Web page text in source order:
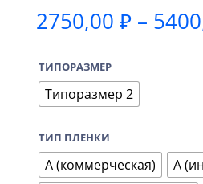
2750,00 ₽ –
ТИПОРАЗМЕР
Типоразмер 2
ТИП ПЛЕНКИ
А (коммерческая) А